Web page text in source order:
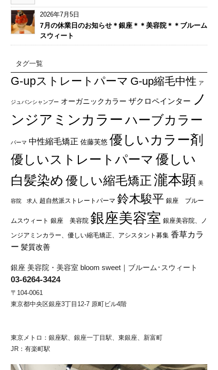
2026年7月5日
7月の休業日のお知らせ＊銀座＊＊美容院＊＊ブルーム
スウィート
タグ一覧
G-upストレートパーマ G-up縮毛中性 ア
ジュバンシャンプー オーガニックカラー ザクロペインター
ノ
ンジアミンカラー ハーブカラー
パーマ 中性縮毛矯正 佐藤芙悠 優しいカラー剤
優しいストレートパーマ 優しい
白髪染め 優しい縮毛矯正 瀧本顕 美
容院 求人 超自然派ストレートパーマ 鈴木駿平 銀座 ブルー
ムスウィート 銀座 美容院 銀座美容室 銀座美容院、ノ
ンジアミンカラー、優しい縮毛矯正、アシスタント募集 香草カラ
ー 髪質改善
銀座 美容院・美容室 bloom sweet｜ブルーム･スウィート
03-6264-3424
〒104-0061
東京都中央区銀座3丁目12-7 原町ビル4階
東京メトロ：銀座駅、銀座一丁目駅、東銀座、新富町
JR：有楽町駅